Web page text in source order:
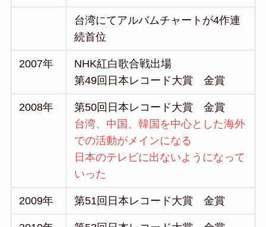
台湾にてアルバムチャートが4作連
続首位
2007年
NHK紅白歌合戦出場
第49回日本レコード大賞 金賞
2008年
第50回日本レコード大賞 金賞
台湾、中国、韓国を中心とした海外
での活動がメインになる
日本のテレビに出ないようになって
いった
2009年 第51回日本レコード大賞 金賞